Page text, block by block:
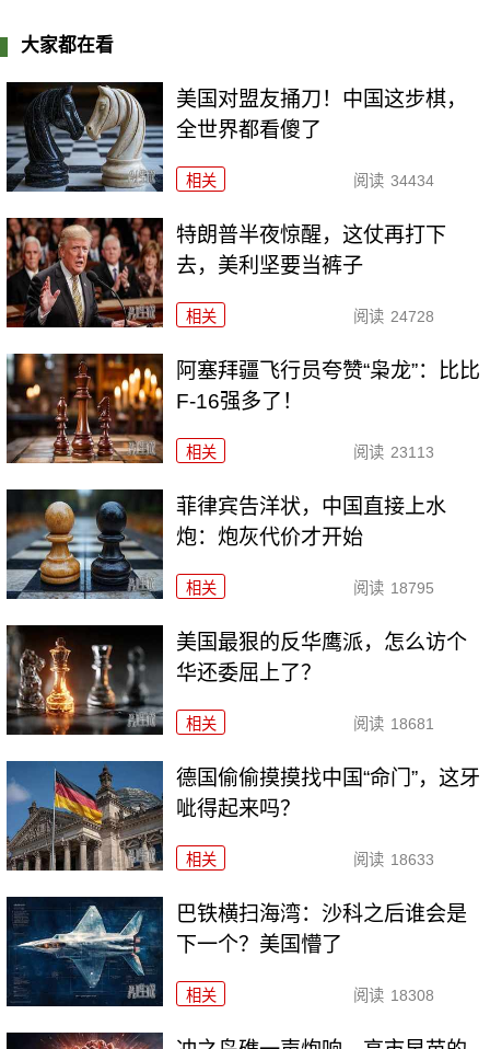
大家都在看
美国对盟友捅刀！中国这步棋，
全世界都看傻了
相关 阅读 34434
特朗普半夜惊醒，这仗再打下
去，美利坚要当裤子
相关 阅读 24728
阿塞拜疆飞行员夸赞“枭龙”：比比
F-16强多了！
相关 阅读 23113
菲律宾告洋状，中国直接上水
炮：炮灰代价才开始
相关 阅读 18795
美国最狠的反华鹰派，怎么访个
华还委屈上了？
相关 阅读 18681
德国偷偷摸摸找中国“命门”，这牙
呲得起来吗？
相关 阅读 18633
巴铁横扫海湾：沙科之后谁会是
下一个？美国懵了
相关 阅读 18308